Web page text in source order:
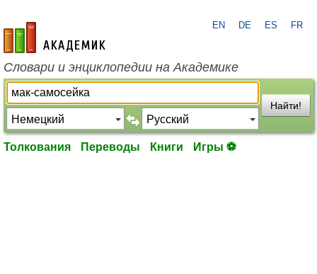
academic.ru
EN DE ES FR
Словари и энциклопедии на Академике
Найти!
Толкования Переводы Книги Игры ⚽